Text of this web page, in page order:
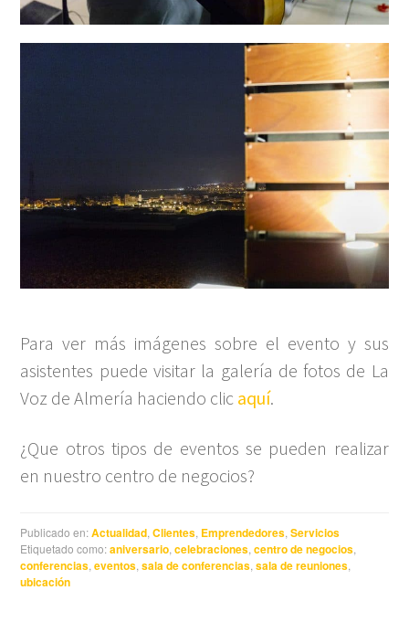
Para ver más imágenes sobre el evento y sus
asistentes puede visitar la galería de fotos de La
Voz de Almería haciendo clic aquí.
¿Que otros tipos de eventos se pueden realizar
en nuestro centro de negocios?
Publicado en:Actualidad ,Clientes Emprendedores ,Servicios
Etiquetado como:aniversario ,celebraciones ,centro de negocios
conferencias ,eventos ,sala de conferencias ,sala de reuniones
ubicación